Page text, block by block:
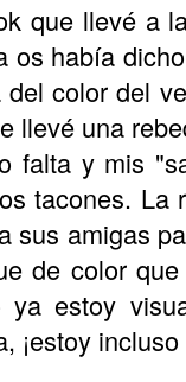
que llevé a
os había
color del
llevé una
falta y mis
tacones.
sus amigas
de color
ya estoy
¡estoy